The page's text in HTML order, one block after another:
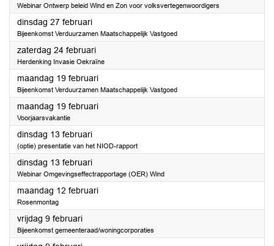
Webinar Ontwerp beleid Wind en Zon voor volksvertegenwoordigers
dinsdag 27 februari2024
Bijeenkomst Verduurzamen Maatschappelijk Vastgoed
zaterdag 24 februari2024
Herdenking Invasie Oekraïne
maandag 19 februari2024
Bijeenkomst Verduurzamen Maatschappelijk Vastgoed
maandag 19 februari2024
Voorjaarsvakantie
dinsdag 13 februari2024
(optie) presentatie van het NIOD-rapport
dinsdag 13 februari2024
Webinar Omgevingseffectrapportage (OER) Wind
maandag 12 februari2024
Rosenmontag
vrijdag 9 februari2024
Bijeenkomst gemeenteraad/woningcorporaties